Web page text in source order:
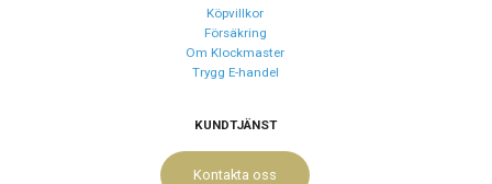
Köpvillkor
Försäkring
Om Klockmaster
Trygg E-handel
KUNDTJÄNST
Kontakta oss